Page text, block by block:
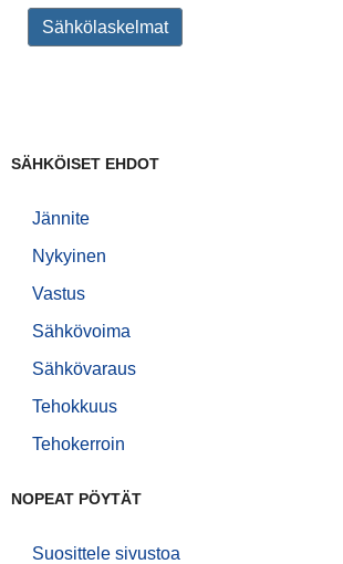
Sähkölaskelmat
SÄHKÖISET EHDOT
Jännite
Nykyinen
Vastus
Sähkövoima
Sähkövaraus
Tehokkuus
Tehokerroin
NOPEAT PÖYTÄT
Suosittele sivustoa